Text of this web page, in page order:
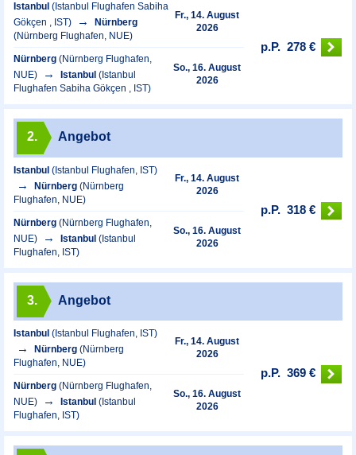
Istanbul (Istanbul Flughafen Sabiha
Gökçen , IST)
Nürnberg
(Nürnberg Flughafen, NUE)
Fr., 14. August
2026
Nürnberg (Nürnberg Flughafen,
NUE)
Istanbul (Istanbul
Flughafen Sabiha Gökçen , IST)
So., 16. August
2026
p.P. 278 €
2. Angebot
Istanbul (Istanbul Flughafen, IST)
Nürnberg (Nürnberg
Flughafen, NUE)
Fr., 14. August
2026
Nürnberg (Nürnberg Flughafen,
NUE)
Istanbul (Istanbul
Flughafen, IST)
So., 16. August
2026
p.P. 318 €
3. Angebot
Istanbul (Istanbul Flughafen, IST)
Nürnberg (Nürnberg
Flughafen, NUE)
Fr., 14. August
2026
Nürnberg (Nürnberg Flughafen,
NUE)
Istanbul (Istanbul
Flughafen, IST)
So., 16. August
2026
p.P. 369 €